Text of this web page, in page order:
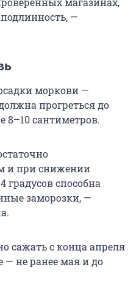
—
моркови —
прогреться до
8–10 сантиметров.
и при снижении
градусов способна
заморозки, —
сажать с конца апреля
— не ранее мая и до